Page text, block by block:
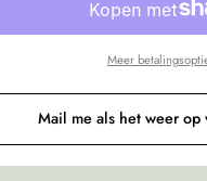
KOMODO
effen
trui
CHRISTOFF
IVY
Meer
Mail me als het weer op